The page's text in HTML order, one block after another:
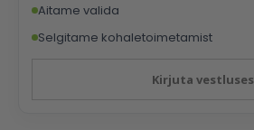
Aitame valida
Selgitame kohaletoimetamist
Kirjuta vestluses